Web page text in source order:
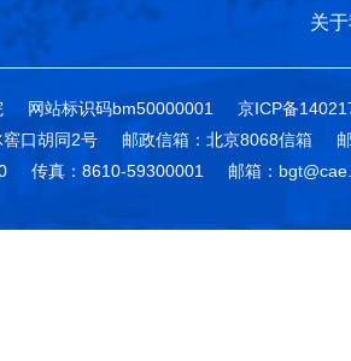
关
网站标识码bm50000001
京ICP备
口胡同2号
邮政信箱：北京8068信箱
传真：8610-59300001 邮箱：